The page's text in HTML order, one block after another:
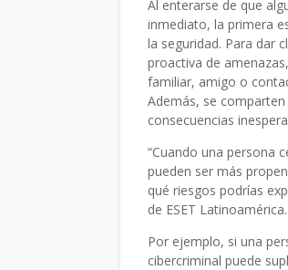
Al enterarse de que
inmediato, la primera
la seguridad. Para dar
proactiva de
familiar, amigo o
Además, se
consecuencias
“Cuando una persona
pueden ser más
qué riesgos podrías
de ESET Latinoamérica.
Por ejemplo, si una
cibercriminal puede